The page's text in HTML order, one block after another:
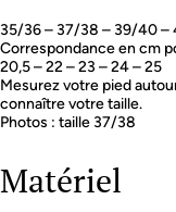
35/36 – 37/38 – 39/40
Correspondance en cm
20,5 – 22 – 23 – 24 – 25
Mesurez votre pied
connaître votre taille.
Photos : taille 37/38
Matériel